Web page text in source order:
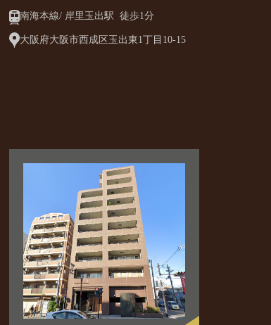
南海本線/ 岸里玉出駅 徒歩1分
大阪府大阪市西成区玉出東1丁目10-15